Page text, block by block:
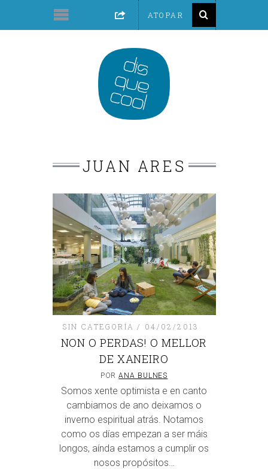
JUAN ARES
SIN CATEGORÍA 04/02/2013
NON O PERDAS! O MELLOR
DE XANEIRO
PORANA BULNES
Somos xente optimista e en canto
cambiamos de ano deixamos o
inverno espiritual atrás. Notamos
como os días empezan a ser máis
longos, aínda estamos a cumplir os
nosos propósitos…